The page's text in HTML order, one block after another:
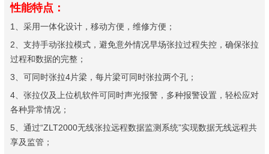
性能特点：
1 、采用一体化设计，移动方便，维修方便；
2 、支持手动张拉模式，避免意外情况早场张拉过程失控，确保张拉
过程和数据的完整；
3 、可同时张拉4片梁，每片梁可同时张拉两个孔；
4 、张拉仪及上位机软件可同时声光报警，多种报警设置，轻松应对
各种异常情况；
5 、通过“ZLT2000无线张拉远程数据监测系统”实现数据无线远程共
享及监管；